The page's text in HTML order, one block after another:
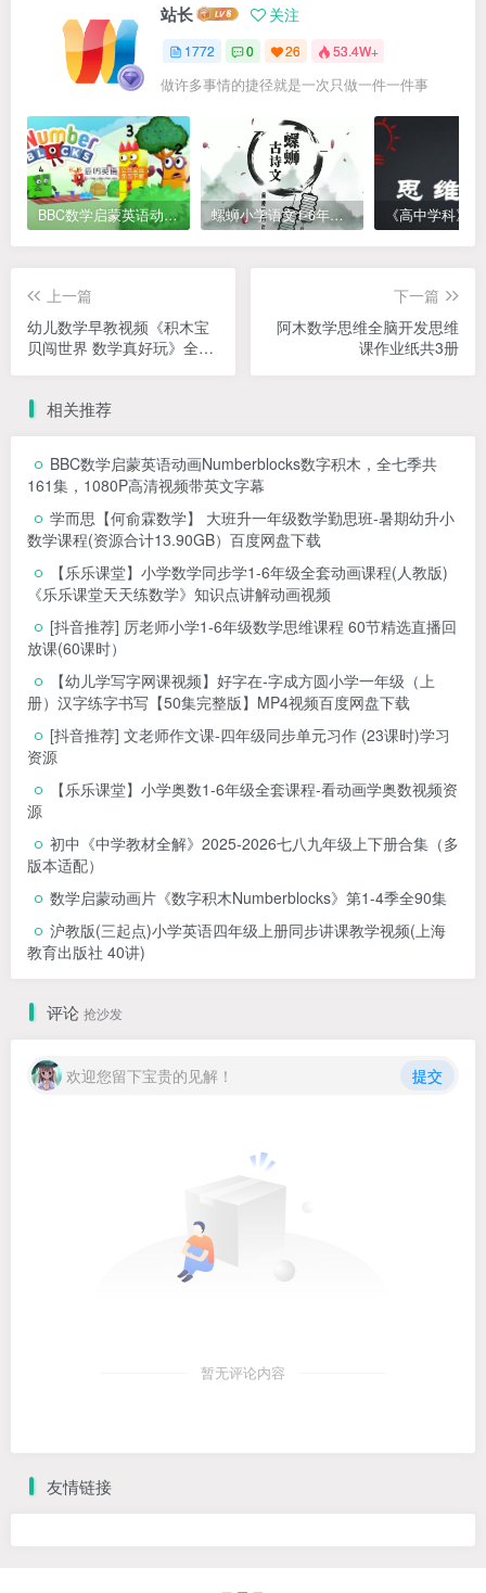
站长 关注
1772 0 26 53.4W+
做许多事情的捷径就是一次只做一件一件事
BBC数学启蒙英语动画Numberblocks数字积木，全七季共161集，1080P高清视频带英文字幕 螺蛳小学语文1-6年级《小学古诗文》课程视频
上一篇
幼儿数学早教视频《积木宝
贝闯世界 数学真好玩》全20
下一篇
阿木数学思维全脑开发思维
课作业纸共3册
相关推荐
BBC数学启蒙英语动画Numberblocks数字积木，全七季共
161集，1080P高清视频带英文字幕
学而思【何俞霖数学】 大班升一年级数学勤思班-暑期幼升小
数学课程(资源合计13.90GB）百度网盘下载
【乐乐课堂】小学数学同步学1-6年级全套动画课程(人教版)
《乐乐课堂天天练数学》知识点讲解动画视频
[抖音推荐] 厉老师小学1-6年级数学思维课程 60节精选直播回
放课(60课时）
【幼儿学写字网课视频】好字在-字成方圆小学一年级（上
册）汉字练字书写【50集完整版】MP4视频百度网盘下载
[抖音推荐] 文老师作文课-四年级同步单元习作 (23课时)学习
资源
【乐乐课堂】小学奥数1-6年级全套课程-看动画学奥数视频资
源
初中《中学教材全解》2025-2026七八九年级上下册合集（多
版本适配）
数学启蒙动画片《数字积木Numberblocks》第1-4季全90集
沪教版(三起点)小学英语四年级上册同步讲课教学视频(上海
教育出版社 40讲)
评论 抢沙发
欢迎您留下宝贵的见解！ 提交
暂无评论内容
友情链接